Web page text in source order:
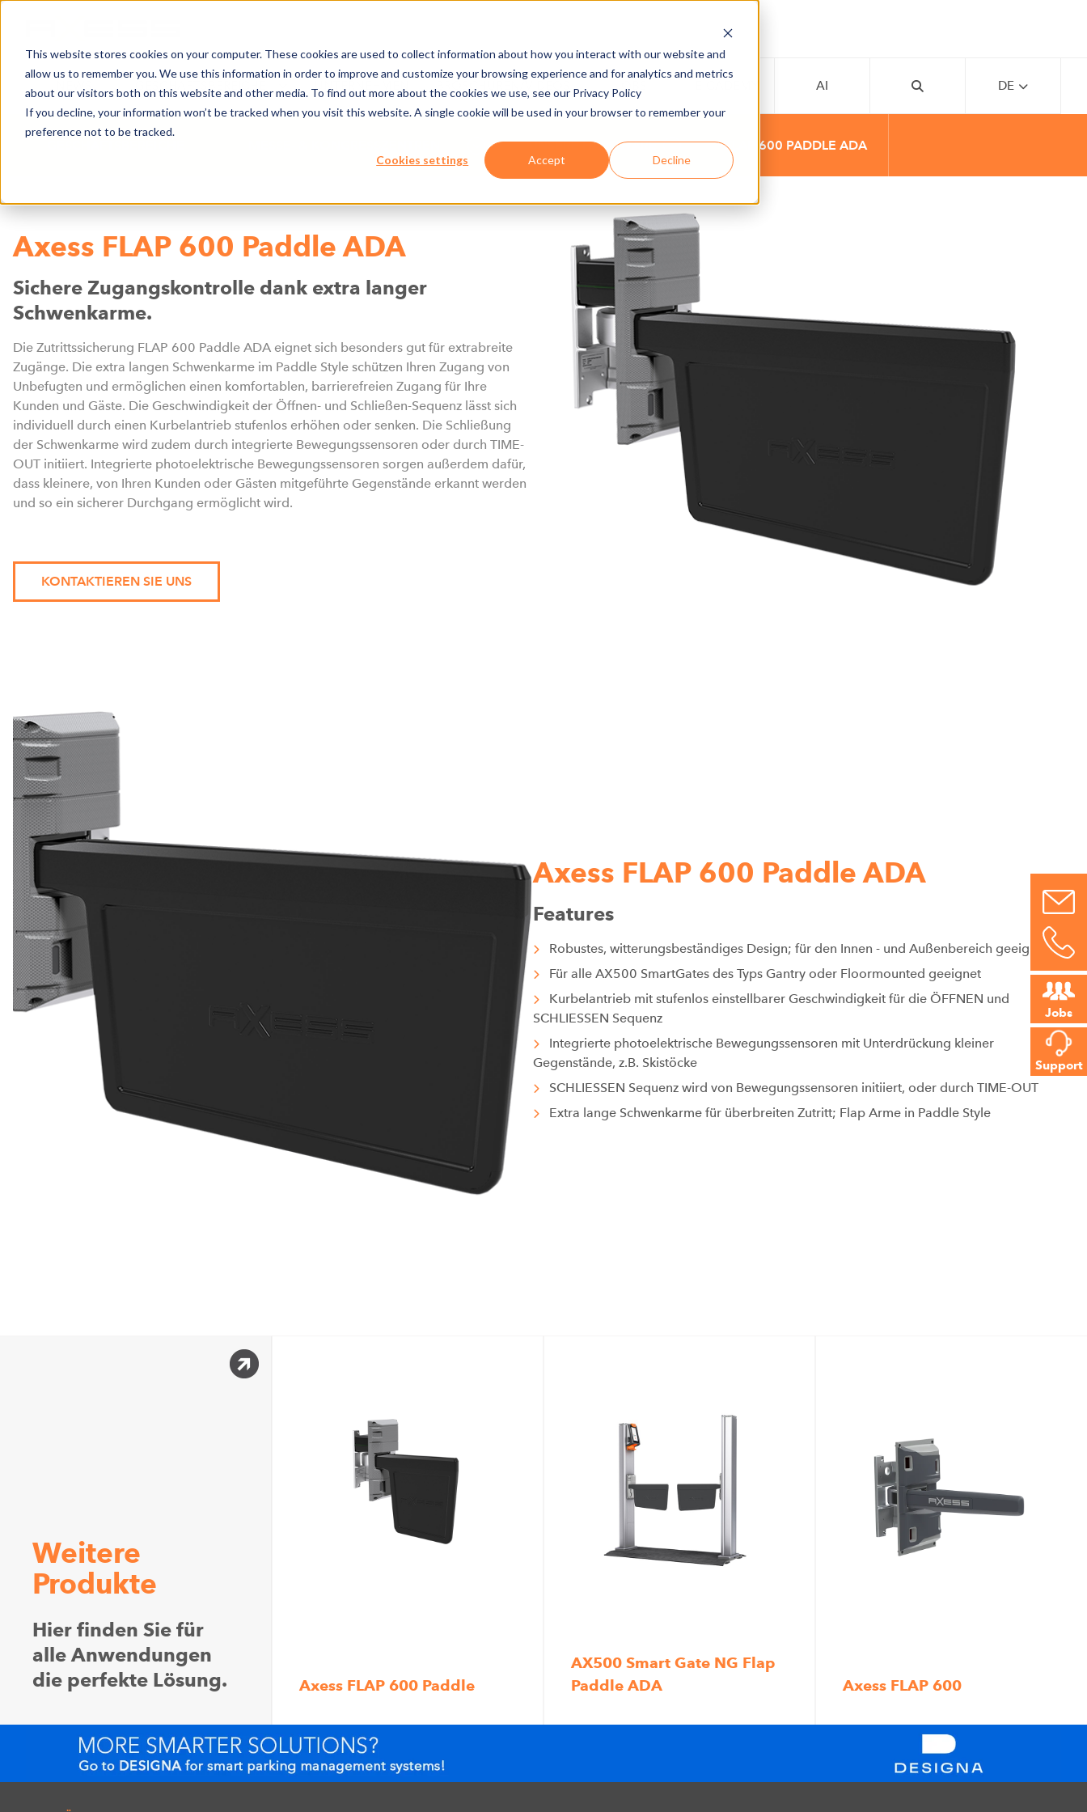
This website stores cookies on your computer. These cookies are used to collect information about how you interact with our website and
allow us to remember you. We use this information in order to improve and customize your browsing experience and for analytics and metrics
about our visitors both on this website and other media. To find out more about the cookies we use, see our Privacy Policy
If you decline, your information won’t be tracked when you visit this website. A single cookie will be used in your browser to remember your
preference not to be tracked.
Cookies settings Accept Decline
NEWS GESCHÄFTSBEREICHE UNTERNEHMEN BROSCHÜREN/VIDEOS JOBS AI DE
Jobs
Support
FLAP 600 PADDLE ADA
UNSERE HARDWARE
Axess FLAP 600 Paddle ADA
Sichere Zugangskontrolle dank extra langer
Schwenkarme.
Die Zutrittssicherung FLAP 600 Paddle ADA eignet sich besonders gut für extrabreite
Zugänge. Die extra langen Schwenkarme im Paddle Style schützen Ihren Zugang von
Unbefugten und ermöglichen einen komfortablen, barrierefreien Zugang für Ihre
Kunden und Gäste. Die Geschwindigkeit der Öffnen- und Schließen-Sequenz lässt sich
individuell durch einen Kurbelantrieb stufenlos erhöhen oder senken. Die Schließung
der Schwenkarme wird zudem durch integrierte Bewegungssensoren oder durch TIME-
OUT initiiert. Integrierte photoelektrische Bewegungssensoren sorgen außerdem dafür,
dass kleinere, von Ihren Kunden oder Gästen mitgeführte Gegenstände erkannt werden
und so ein sicherer Durchgang ermöglicht wird.
KONTAKTIEREN SIE UNS
Axess FLAP 600 Paddle ADA
Features
Robustes, witterungsbeständiges Design; für den Innen - und Außenbereich geeignet
Für alle AX500 SmartGates des Typs Gantry oder Floormounted geeignet
Kurbelantrieb mit stufenlos einstellbarer Geschwindigkeit für die ÖFFNEN und
SCHLIESSEN Sequenz
Integrierte photoelektrische Bewegungssensoren mit Unterdrückung kleiner
Gegenstände, z.B. Skistöcke
SCHLIESSEN Sequenz wird von Bewegungssensoren initiiert, oder durch TIME-OUT
Extra lange Schwenkarme für überbreiten Zutritt; Flap Arme in Paddle Style
Weitere
Produkte
Hier finden Sie für
alle Anwendungen
die perfekte Lösung.
Axess FLAP 600 Paddle
AX500 Smart Gate NG Flap
Paddle ADA
Axess FLAP 600